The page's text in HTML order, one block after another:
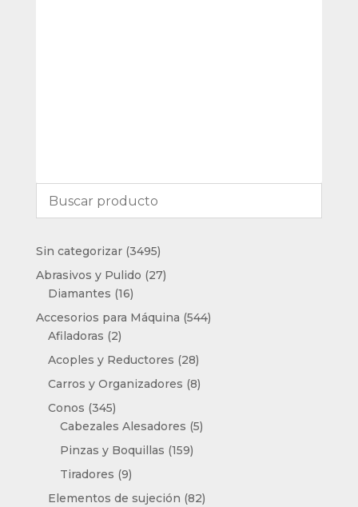
Sin categorizar 34953495
productos
Abrasivos y Pulido 2727
Diamantes 1616
productos
Accesorios para Máquina 544544
Afiladoras 22
productos
Acoples y Reductores 2828
productos
Carros y Organizadores 88
Conos 345345
productos
Cabezales Alesadores 55
Pinzas y Boquillas 159159
Tiradores 99
productos
Elementos de sujeción 8282